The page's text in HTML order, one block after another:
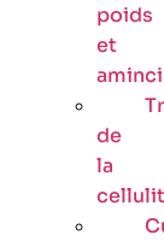
poids
et
de
la